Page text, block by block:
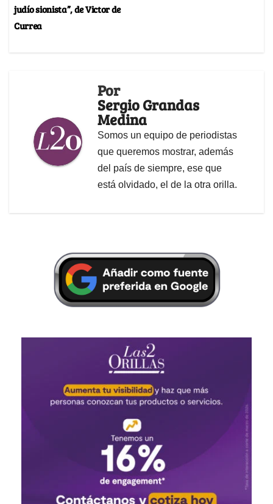
judío sionista”, de Victor de
Currea
Por
Sergio Grandas
Medina
Somos un equipo de periodistas
que queremos mostrar, además
del país de siempre, ese que
está olvidado, el de la otra orilla.